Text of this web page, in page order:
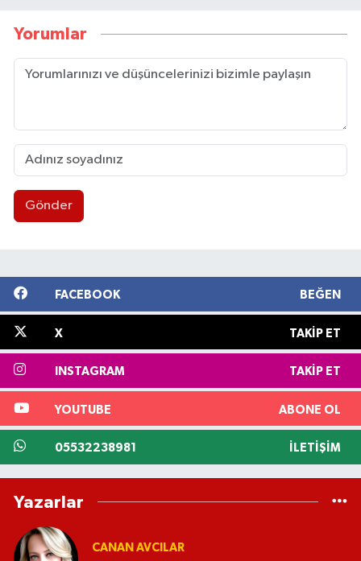
Yorumlar
Gönder
FACEBOOK BEĞEN
X TAKIP ET
INSTAGRAM TAKIP ET
YOUTUBE ABONE OL
05532238981 İLETIŞIM
Yazarlar
CANAN AVCILAR